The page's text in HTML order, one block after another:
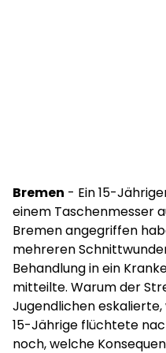
Bremen - Ein 15-
einem Taschenmesser
Bremen angegriffen
mehreren
Behandlung in ein
mitteilte. Warum der
Jugendlichen
15-Jährige flüchtete
noch, welche